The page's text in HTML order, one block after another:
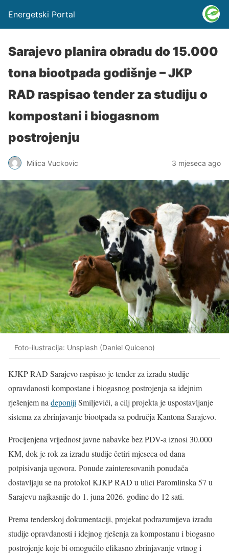
Energetski Portal
Sarajevo planira obradu do 15.000
tona biootpada godišnje – JKP
RAD raspisao tender za studiju o
kompostani i biogasnom
postrojenju
Milica Vuckovic 3 mjeseca ago
Foto-ilustracija: Unsplash (Daniel Quiceno)
KJKP RAD Sarajevo raspisao je tender za izradu studije
opravdanosti kompostane i biogasnog postrojenja sa idejnim
rješenjem nadeponijiSmiljevići, a cilj projekta je uspostavljanje
sistema za zbrinjavanje biootpada sa područja Kantona Sarajevo.
Procijenjena vrijednost javne nabavke bez PDV-a iznosi 30.000
KM, dok je rok za izradu studije četiri mjeseca od dana
potpisivanja ugovora. Ponude zainteresovanih ponuđača
dostavljaju se na protokol KJKP RAD u ulici Paromlinska 57 u
Sarajevu najkasnije do 1. juna 2026. godine do 12 sati.
Prema tenderskoj dokumentaciji, projekat podrazumijeva izradu
studije opravdanosti i idejnog rješenja za kompostanu i biogasno
postrojenje koje bi omogućilo efikasno zbrinjavanje vrtnog i